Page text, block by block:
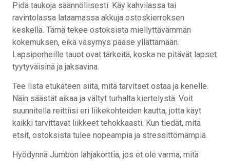
Pidä taukoja säännöllisesti. Käy kahvilassa tai
ravintolassa lataamassa akkuja ostoskierroksen
keskellä. Tämä tekee ostoksista miellyttävämmän
kokemuksen, eikä väsymys pääse yllättämään.
Lapsiperheille tauot ovat tärkeitä, koska ne pitävät lapset
tyytyväisinä ja jaksavina.
Tee lista etukäteen siitä, mitä tarvitset ostaa ja kenelle.
Näin säästät aikaa ja vältyt turhalta kiertelystä. Voit
suunnitella reittiisi eri liikekohteiden kautta, jotta käyt
kaikki tarvittavat liikkeet tehokkaasti. Kun tiedät, mitä
etsit, ostoksista tulee nopeampia ja stressittömämpiä.
Hyödynnä Jumbon lahjakorttia, jos et ole varma, mitä